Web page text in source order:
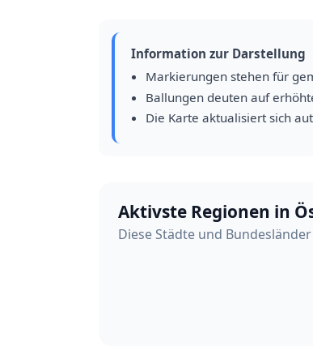
Information zur Darstellung
Markierungen stehen für
Ballungen deuten auf
Die Karte aktualisiert sich
Aktivste Regionen in
Diese Städte und